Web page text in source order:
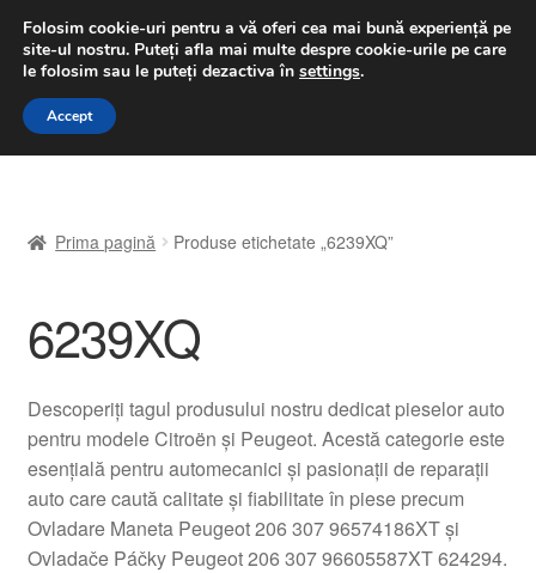
LIVRARE de la 33 lei
luni-vineri 9 a.m. - 4 p.m.031 229 6816
Sari
Sari
A lua legatura
Contul meu
Despre noi
Finalizare comandă
Prima pagină Produse etichetate „6239XQ”
6239XQ
Descoperiți tagul produsului nostru dedicat pieselor auto
pentru modele Citroën și Peugeot. Acestă categorie este
esențială pentru automecanici și pasionații de reparații
auto care caută calitate și fiabilitate în piese precum
Ovladare Maneta Peugeot 206 307 96574186XT și
Ovladače Páčky Peugeot 206 307 96605587XT 624294.
Folosim cookie-uri pentru a vă oferi cea mai bună experiență pe
site-ul nostru. Puteți afla mai multe despre cookie-urile pe care
le folosim sau le puteți dezactiva în settings.
Accept